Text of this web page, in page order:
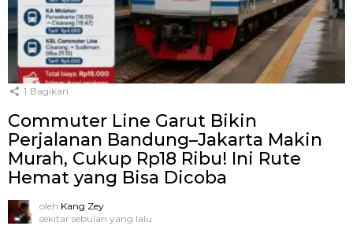
1 Bagikan
Commuter Line Garut Bikin
Perjalanan Bandung–Jakarta Makin
Murah, Cukup Rp18 Ribu! Ini Rute
Hemat yang Bisa Dicoba
oleh Kang Zey
sekitar sebulan yang lalu